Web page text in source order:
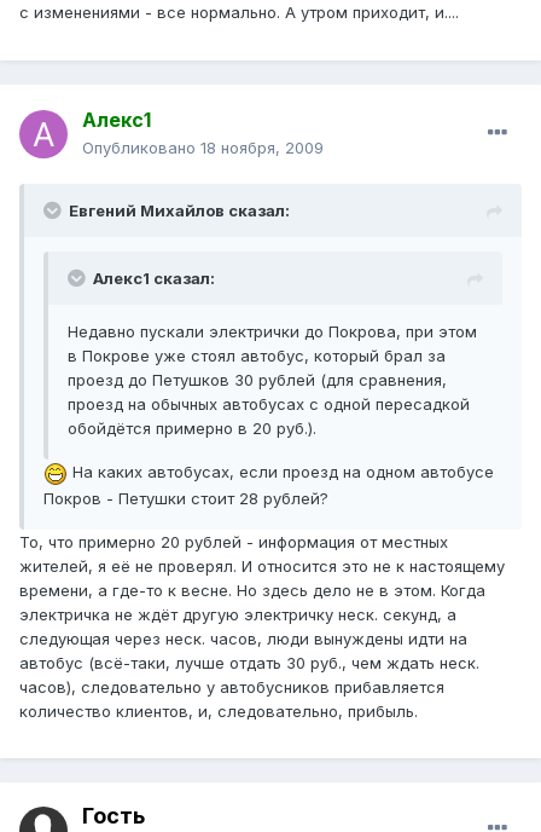
с изменениями - все нормально. А утром приходит, и....
Алекс1
Опубликовано 18 ноября, 2009
Евгений Михайлов сказал:
Алекс1 сказал:
Недавно пускали электрички до Покрова, при этом
в Покрове уже стоял автобус, который брал за
проезд до Петушков 30 рублей (для сравнения,
проезд на обычных автобусах с одной пересадкой
обойдётся примерно в 20 руб.).
На каких автобусах, если проезд на одном автобусе
Покров - Петушки стоит 28 рублей?
То, что примерно 20 рублей - информация от местных
жителей, я её не проверял. И относится это не к настоящему
времени, а где-то к весне. Но здесь дело не в этом. Когда
электричка не ждёт другую электричку неск. секунд, а
следующая через неск. часов, люди вынуждены идти на
автобус (всё-таки, лучше отдать 30 руб., чем ждать неск.
часов), следовательно у автобусников прибавляется
количество клиентов, и, следовательно, прибыль.
Гость